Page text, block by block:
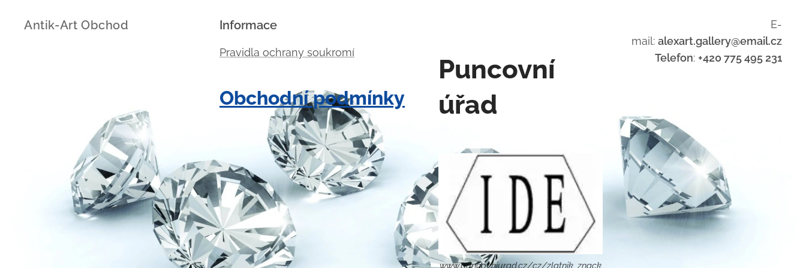
Antik-Art Obchod Informace
Pravidla ochrany soukromí
Obchodní podmínky
Puncovní
úřad
www.puncovniurad.cz/cz/zlatnik_znack
E-
mail: alexart.gallery@email.cz
Telefon: +420 775 495 231